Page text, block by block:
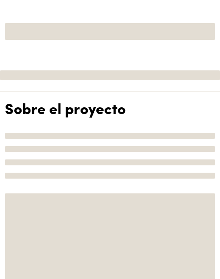
Sobre el proyecto